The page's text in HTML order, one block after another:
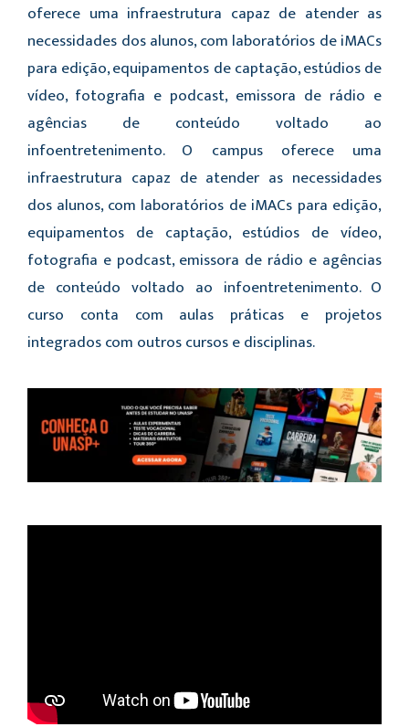
oferece uma infraestrutura capaz de atender as
necessidades dos alunos, com laboratórios de iMACs
para edição, equipamentos de captação, estúdios de
vídeo, fotografia e podcast, emissora de rádio e
agências de conteúdo voltado ao
infoentretenimento. O campus oferece uma
infraestrutura capaz de atender as necessidades
dos alunos, com laboratórios de iMACs para edição,
equipamentos de captação, estúdios de vídeo,
fotografia e podcast, emissora de rádio e agências
de conteúdo voltado ao infoentretenimento. O
curso conta com aulas práticas e projetos
integrados com outros cursos e disciplinas.